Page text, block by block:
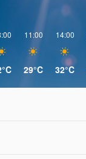
11:00
29°C
14:00
32°C